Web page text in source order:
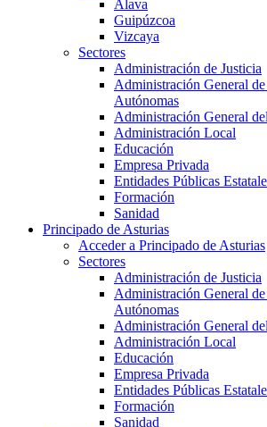
Álava
Guipúzcoa
Vizcaya
Sectores
Administración de Justicia
Administración General
Autónomas
Administración General
Administración Local
Educación
Empresa Privada
Entidades Públicas
Formación
Sanidad
Principado de Asturias
Acceder a Principado de Asturias
Sectores
Administración de Justicia
Administración General
Autónomas
Administración General
Administración Local
Educación
Empresa Privada
Entidades Públicas
Formación
Sanidad